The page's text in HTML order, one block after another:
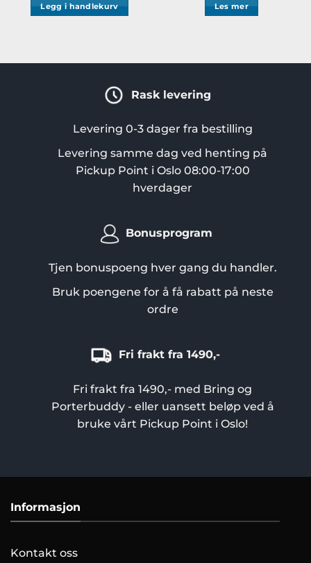
Legg i handlekurv Les mer
Rask levering
Levering 0-3 dager fra bestilling
Levering samme dag ved henting på
Pickup Point i Oslo 08:00-17:00
hverdager
Bonusprogram
Tjen bonuspoeng hver gang du handler.
Bruk poengene for å få rabatt på neste
ordre
Fri frakt fra 1490,-
Fri frakt fra 1490,- med Bring og
Porterbuddy - eller uansett beløp ved å
bruke vårt Pickup Point i Oslo!
Informasjon
Kontakt oss